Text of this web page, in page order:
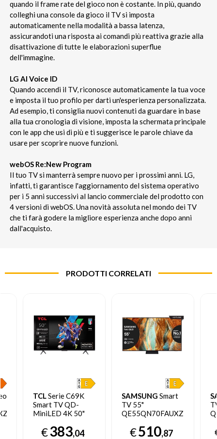
quando il frame rate del gioco non è costante. In più, quando
colleghi una console da gioco il TV si imposta
automaticamente nella modalità a bassa latenza,
assicurandoti una risposta ai comandi più reattiva grazie alla
disattivazione di tutte le elaborazioni superflue
dell'immagine.
LG AI Voice ID
Quando accendi il TV, riconosce automaticamente la tua voce
e imposta il tuo profilo per darti un'esperienza personalizzata.
Ad esempio, ti consiglia nuovi contenuti da guardare in base
alla tua cronologia di visione, imposta la schermata principale
con le app che usi di più e ti suggerisce le parole chiave da
usare per scoprire nuove funzioni.
webOS Re:New Program
Il tuo TV si manterrà sempre nuovo per i prossimi anni. LG,
infatti, ti garantisce l'aggiornamento del sistema operativo
per i 5 anni successivi al lancio commerciale del prodotto con
4 versioni di webOS. Una novità assoluta nel mondo dei TV
che ti farà godere la migliore esperienza anche dopo anni
dall'acquisto.
PRODOTTI CORRELATI
TCLSerie C69K
Smart TV QD-
MiniLED 4K 50"
audio Onkyo 2.1,
€383,04
SAMSUNG Smart
TV 55"
QE55QN70FAUXZT
LED 2025
€510,87